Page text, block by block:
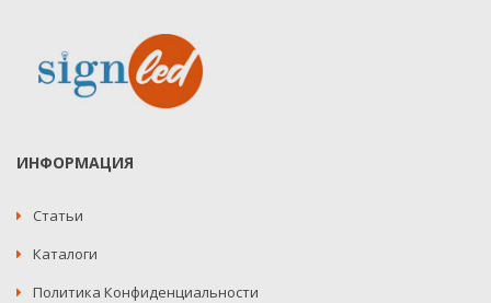
ИНФОРМАЦИЯ
Статьи
Каталоги
Политика Конфиденциальности